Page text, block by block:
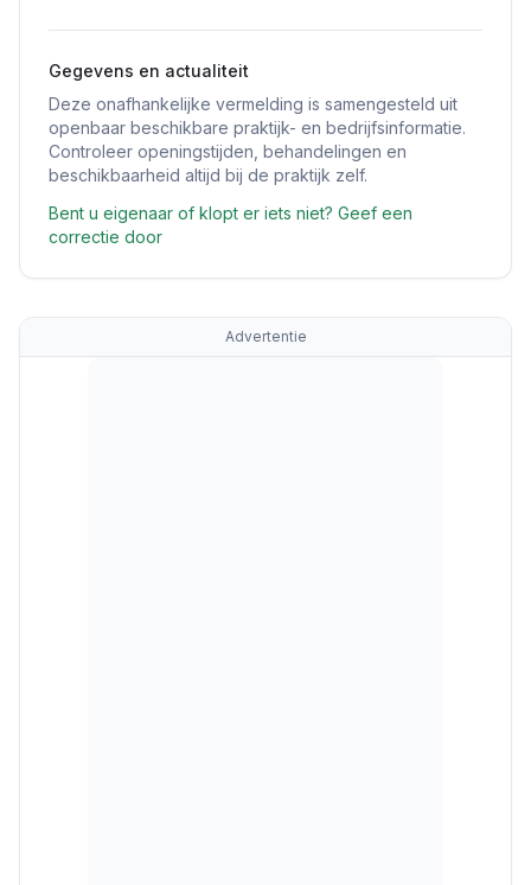
Gegevens en actualiteit
Deze onafhankelijke vermelding is samengesteld uit
openbaar beschikbare praktijk- en bedrijfsinformatie.
Controleer openingstijden, behandelingen en
beschikbaarheid altijd bij de praktijk zelf.
Bent u eigenaar of klopt er iets niet? Geef een
correctie door
Advertentie